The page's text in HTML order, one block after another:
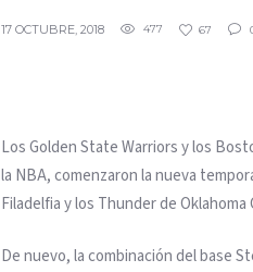
17 OCTUBRE, 2018 477 67
Los Golden State Warriors y los
la NBA, comenzaron la nueva
Filadelfia y los Thunder de Oklahoma
De nuevo, la combinación del base